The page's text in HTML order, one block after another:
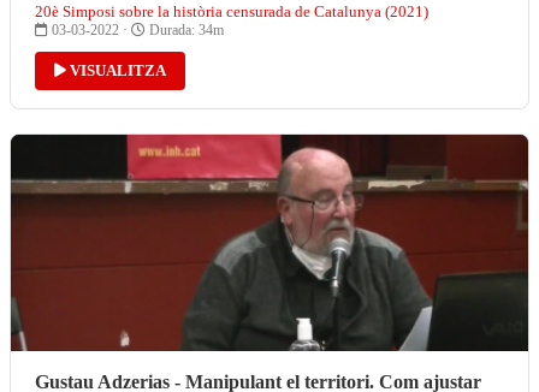
20è Simposi sobre la història censurada de Catalunya (2021)
03-03-2022 · Durada: 34m
VISUALITZA
Gustau Adzerias - Manipulant el territori. Com ajustar